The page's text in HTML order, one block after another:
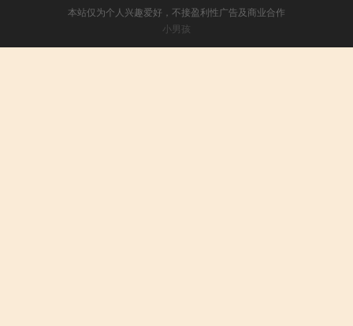
本站仅为个人兴趣爱好，不接盈利性广告及商业合作
小男孩